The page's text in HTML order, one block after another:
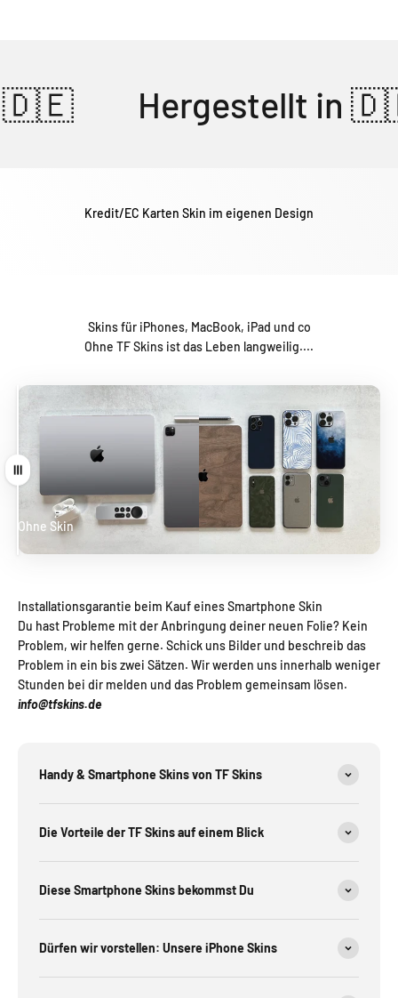
🇩🇪 Hergestellt in
Kredit/EC Karten Skin im eigenen Design
Skins für iPhones, MacBook, iPad und co
Ohne TF Skins ist das Leben langweilig....
Ohne Skin
Mit Skin
Ziehen
Installationsgarantie beim Kauf eines Smartphone Skin
Du hast Probleme mit der Anbringung deiner neuen Folie? Kein
Problem, wir helfen gerne. Schick uns Bilder und beschreib das
Problem in ein bis zwei Sätzen. Wir werden uns innerhalb weniger
Stunden bei dir melden und das Problem gemeinsam lösen.
info@tfskins.de
Handy & Smartphone Skins von TF Skins
Die Vorteile der TF Skins auf einem Blick
Diese Smartphone Skins bekommst Du
Dürfen wir vorstellen: Unsere iPhone Skins